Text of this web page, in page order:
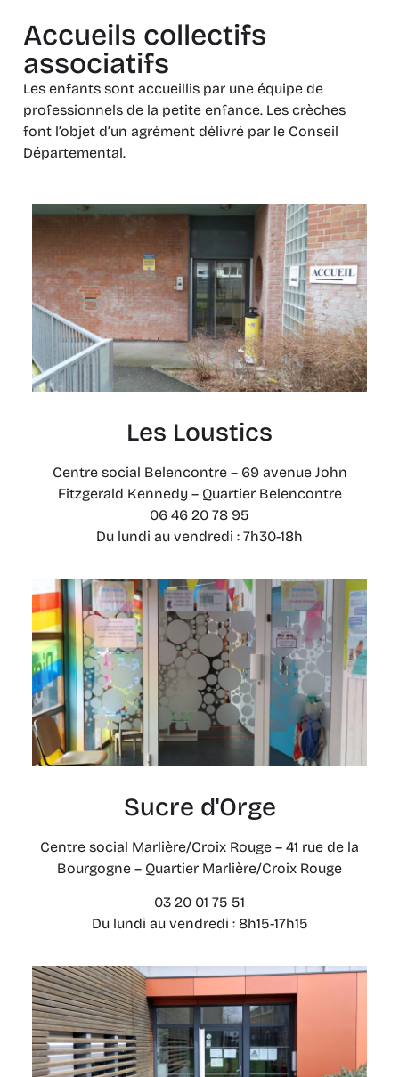
Accueils collectifs
associatifs
Les enfants sont accueillis par une équipe de
professionnels de la petite enfance. Les crèches
font l’objet d’un agrément délivré par le Conseil
Départemental.
Les Loustics
Centre social Belencontre – 69 avenue John
Fitzgerald Kennedy – Quartier Belencontre
06 46 20 78 95
Du lundi au vendredi : 7h30-18h
Sucre d'Orge
Centre social Marlière/Croix Rouge – 41 rue de la
Bourgogne – Quartier Marlière/Croix Rouge
03 20 01 75 51
Du lundi au vendredi : 8h15-17h15